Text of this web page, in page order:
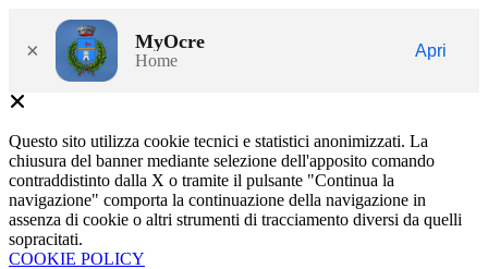
× MyOcre
Home
Apri
Questo sito utilizza cookie tecnici e statistici anonimizzati. La
chiusura del banner mediante selezione dell'apposito comando
contraddistinto dalla X o tramite il pulsante "Continua la
navigazione" comporta la continuazione della navigazione in
assenza di cookie o altri strumenti di tracciamento diversi da quelli
sopracitati.
COOKIE POLICY